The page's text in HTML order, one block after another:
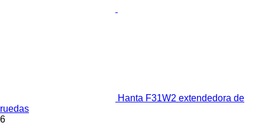
Hanta F31W2 extendedora de
ruedas
6